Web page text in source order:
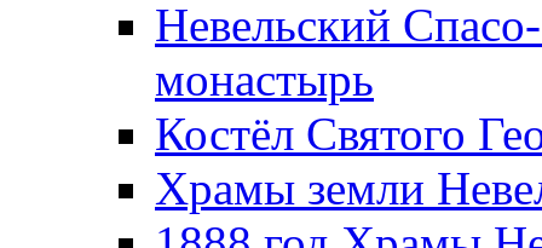
Невельский
монастырь
Костёл Святого
Храмы земли